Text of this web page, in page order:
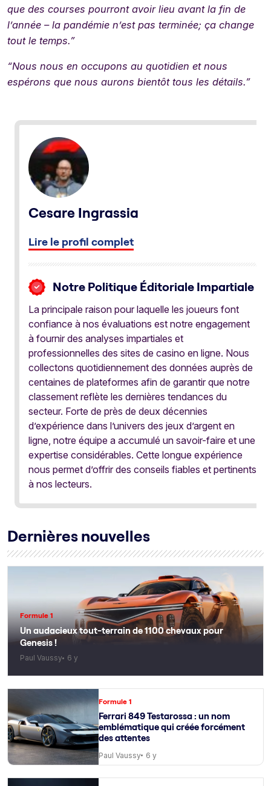
que des courses pourront avoir lieu avant la fin de
l’année – la pandémie n’est pas terminée; ça change
tout le temps.”
“Nous nous en occupons au quotidien et nous
espérons que nous aurons bientôt tous les détails.”
Cesare Ingrassia
Lire le profil complet
Notre Politique Éditoriale Impartiale
La principale raison pour laquelle les joueurs font
confiance à nos évaluations est notre engagement
à fournir des analyses impartiales et
professionnelles des sites de casino en ligne. Nous
collectons quotidiennement des données auprès de
centaines de plateformes afin de garantir que notre
classement reflète les dernières tendances du
secteur. Forte de près de deux décennies
d’expérience dans l’univers des jeux d’argent en
ligne, notre équipe a accumulé un savoir-faire et une
expertise considérables. Cette longue expérience
nous permet d’offrir des conseils fiables et pertinents
à nos lecteurs.
Dernières nouvelles
Formule 1
Un audacieux tout-terrain de 1100 chevaux pour
Genesis !
Paul Vaussy 6 y
Formule 1
Ferrari 849 Testarossa : un nom
emblématique qui créée forcément
des attentes
Paul Vaussy 6 y